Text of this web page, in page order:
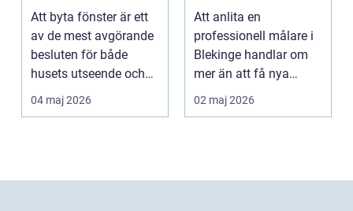
vackert hus
Att byta fönster är ett
av de mest avgörande
besluten för både
husets utseende och
energiförbrukning...
04 maj 2026
hem och företag
Att anlita en
professionell målare i
Blekinge handlar om
mer än att få nya
färger på väggarna.
Rätt ...
02 maj 2026